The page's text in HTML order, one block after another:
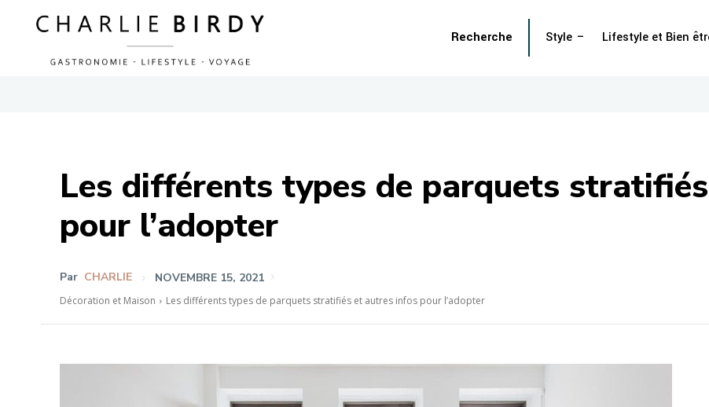
Style Lifestyle et Bien
Recherche
Les différents types de parquets
pour l’adopter
Par CHARLIE NOVEMBRE 15, 2021
Décoration et Maison Les différents types de parquets stratifiés et autres infos pour l’adopter